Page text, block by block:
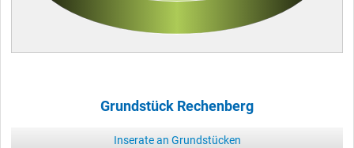
Grundstück Rechenberg
Inserate an Grundstücken